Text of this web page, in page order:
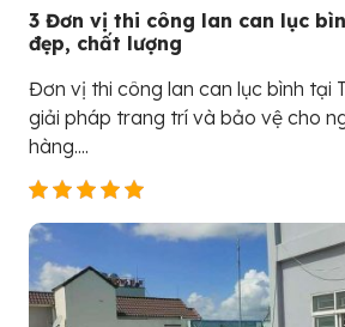
3 Đơn vị thi công lan can lục
đẹp, chất lượng
Đơn vị thi công lan can lục bình tại
giải pháp trang trí và bảo vệ cho
hàng....